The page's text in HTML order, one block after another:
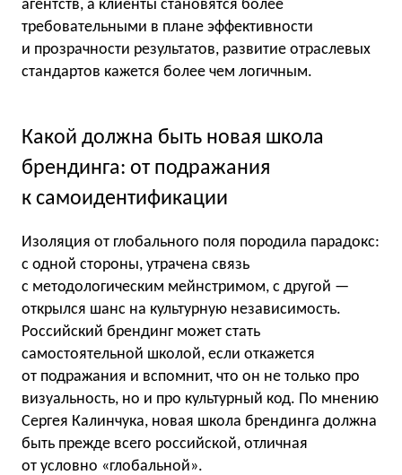
агентств, а клиенты становятся более
требовательными в плане эффективности
и прозрачности результатов, развитие отраслевых
стандартов кажется более чем логичным.
Какой должна быть новая школа
брендинга: от подражания
к самоидентификации
Изоляция от глобального поля породила парадокс:
с одной стороны, утрачена связь
с методологическим мейнстримом, с другой —
открылся шанс на культурную независимость.
Российский брендинг может стать
самостоятельной школой, если откажется
от подражания и вспомнит, что он не только про
визуальность, но и про культурный код. По мнению
Сергея Калинчука, новая школа брендинга должна
быть прежде всего российской, отличная
от условно «глобальной».